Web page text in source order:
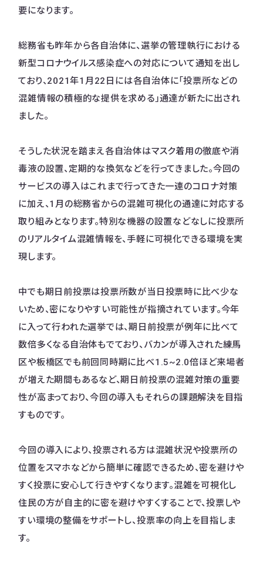
要になります。
総務省も昨年から各自治体に、選挙の管理執行における
新型コロナウイルス感染症への対応について通知を出し
ており、2021年1月22日には各自治体に「投票所などの
混雑情報の積極的な提供を求める」通達が新たに出され
ました。
そうした状況を踏まえ各自治体はマスク着用の徹底や消
毒液の設置、定期的な換気などを行ってきました。今回の
サービスの導入はこれまで行ってきた一連のコロナ対策
に加え、1月の総務省からの混雑可視化の通達に対応する
取り組みとなります。特別な機器の設置などなしに投票所
のリアルタイム混雑情報を、手軽に可視化できる環境を実
現します。
中でも期日前投票は投票所数が当日投票時に比べ少な
いため、密になりやすい可能性が指摘されています。今年
に入って行われた選挙では、期日前投票が例年に比べて
数倍多くなる自治体もでており、バカンが導入された練馬
区や板橋区でも前回同時期に比べ1.5~2.0倍ほど来場者
が増えた期間もあるなど、期日前投票の混雑対策の重要
性が高まっており、今回の導入もそれらの課題解決を目指
すものです。
今回の導入により、投票される方は混雑状況や投票所の
位置をスマホなどから簡単に確認できるため、密を避けや
すく投票に安心して行きやすくなります。混雑を可視化し
住民の方が自主的に密を避けやすくすることで、投票しや
すい環境の整備をサポートし、投票率の向上を目指しま
す。